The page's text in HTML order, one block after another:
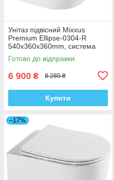
Унітаз підвісний Mixxus
Premium Ellipse-0304-R
540x360x360mm, система
змиву Rimless (MP6466)
Готово до відправки
6 900 ₴ 8 280 ₴
Купити
–17%